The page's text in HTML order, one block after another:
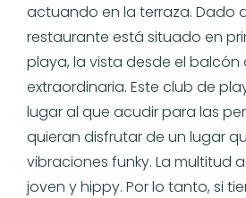
actuando en la terraza. Dado
restaurante está situado en
playa, la vista desde el balcón
extraordinaria. Este club de
lugar al que acudir para las
quieran disfrutar de un lugar
vibraciones funky. La multitud
joven y hippy. Por lo tanto, si